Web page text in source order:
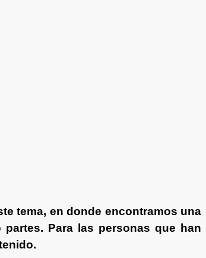
tema, en donde encontramos una
Para las personas que han